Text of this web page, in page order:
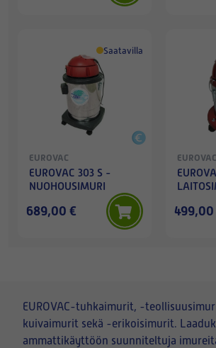
Saatavilla
EUROVAC
EUROVAC 303 S -
NUOHOUSIMURI
689,00 €
EUROVAC
499,00
EUROVAC-tuhkaimurit, -
kuivaimurit sekä -erikoisimurit.
ammattikäyttöön suunniteltuja